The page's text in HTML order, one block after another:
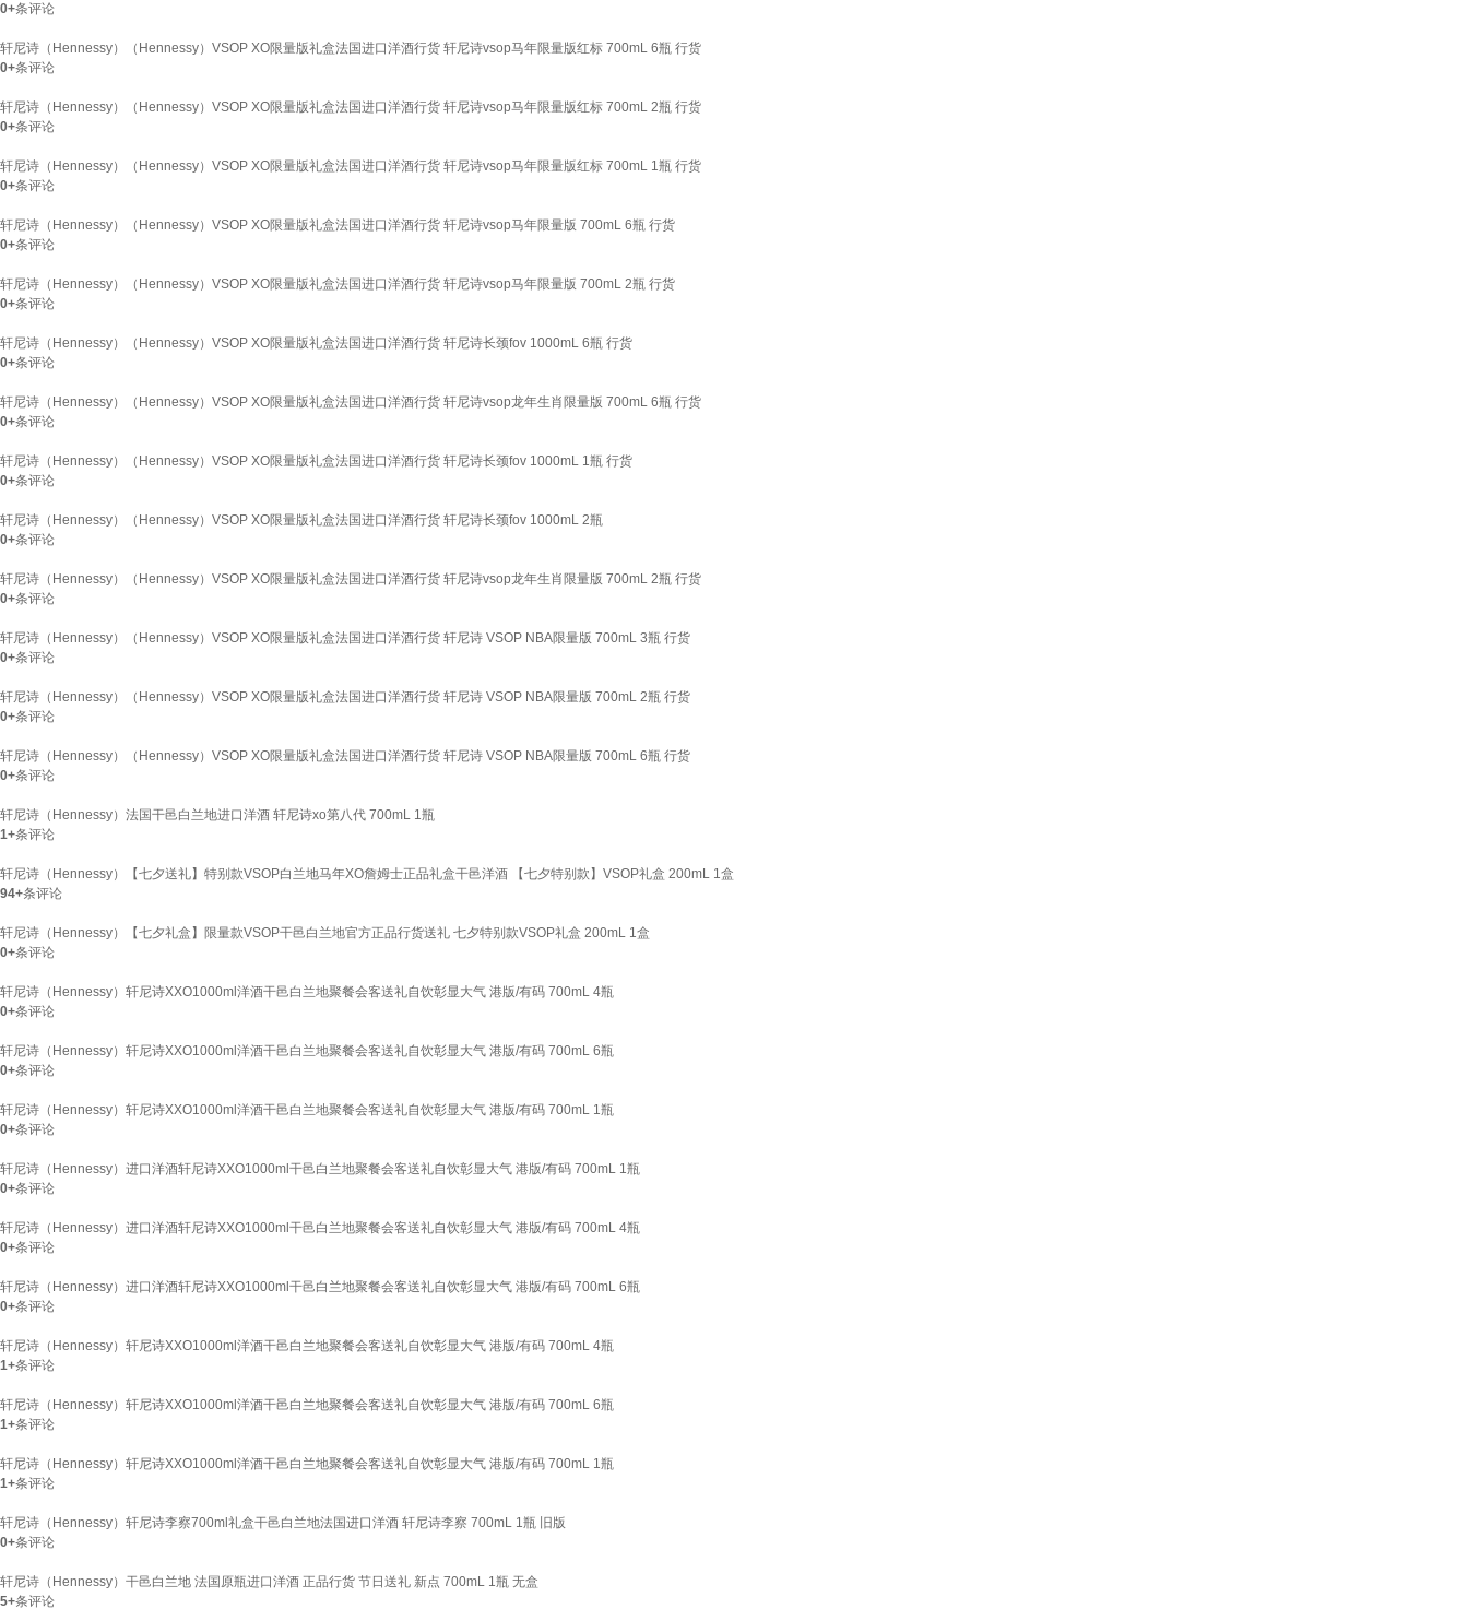
0+条评论
轩尼诗（Hennessy）（Hennessy）VSOP XO限量版礼盒法国进口洋酒行货 轩尼诗vsop马年限量版红标 700mL 6瓶 行货
0+条评论
轩尼诗（Hennessy）（Hennessy）VSOP XO限量版礼盒法国进口洋酒行货 轩尼诗vsop马年限量版红标 700mL 2瓶 行货
0+条评论
轩尼诗（Hennessy）（Hennessy）VSOP XO限量版礼盒法国进口洋酒行货 轩尼诗vsop马年限量版红标 700mL 1瓶 行货
0+条评论
轩尼诗（Hennessy）（Hennessy）VSOP XO限量版礼盒法国进口洋酒行货 轩尼诗vsop马年限量版 700mL 6瓶 行货
0+条评论
轩尼诗（Hennessy）（Hennessy）VSOP XO限量版礼盒法国进口洋酒行货 轩尼诗vsop马年限量版 700mL 2瓶 行货
0+条评论
轩尼诗（Hennessy）（Hennessy）VSOP XO限量版礼盒法国进口洋酒行货 轩尼诗长颈fov 1000mL 6瓶 行货
0+条评论
轩尼诗（Hennessy）（Hennessy）VSOP XO限量版礼盒法国进口洋酒行货 轩尼诗vsop龙年生肖限量版 700mL 6瓶 行货
0+条评论
轩尼诗（Hennessy）（Hennessy）VSOP XO限量版礼盒法国进口洋酒行货 轩尼诗长颈fov 1000mL 1瓶 行货
0+条评论
轩尼诗（Hennessy）（Hennessy）VSOP XO限量版礼盒法国进口洋酒行货 轩尼诗长颈fov 1000mL 2瓶
0+条评论
轩尼诗（Hennessy）（Hennessy）VSOP XO限量版礼盒法国进口洋酒行货 轩尼诗vsop龙年生肖限量版 700mL 2瓶 行货
0+条评论
轩尼诗（Hennessy）（Hennessy）VSOP XO限量版礼盒法国进口洋酒行货 轩尼诗 VSOP NBA限量版 700mL 3瓶 行货
0+条评论
轩尼诗（Hennessy）（Hennessy）VSOP XO限量版礼盒法国进口洋酒行货 轩尼诗 VSOP NBA限量版 700mL 2瓶 行货
0+条评论
轩尼诗（Hennessy）（Hennessy）VSOP XO限量版礼盒法国进口洋酒行货 轩尼诗 VSOP NBA限量版 700mL 6瓶 行货
0+条评论
轩尼诗（Hennessy）法国干邑白兰地进口洋酒 轩尼诗xo第八代 700mL 1瓶
1+条评论
轩尼诗（Hennessy）【七夕送礼】特别款VSOP白兰地马年XO詹姆士正品礼盒干邑洋酒 【七夕特别款】VSOP礼盒 200mL 1盒
94+条评论
轩尼诗（Hennessy）【七夕礼盒】限量款VSOP干邑白兰地官方正品行货送礼 七夕特别款VSOP礼盒 200mL 1盒
0+条评论
轩尼诗（Hennessy）轩尼诗XXO1000ml洋酒干邑白兰地聚餐会客送礼自饮彰显大气 港版/有码 700mL 4瓶
0+条评论
轩尼诗（Hennessy）轩尼诗XXO1000ml洋酒干邑白兰地聚餐会客送礼自饮彰显大气 港版/有码 700mL 6瓶
0+条评论
轩尼诗（Hennessy）轩尼诗XXO1000ml洋酒干邑白兰地聚餐会客送礼自饮彰显大气 港版/有码 700mL 1瓶
0+条评论
轩尼诗（Hennessy）进口洋酒轩尼诗XXO1000ml干邑白兰地聚餐会客送礼自饮彰显大气 港版/有码 700mL 1瓶
0+条评论
轩尼诗（Hennessy）进口洋酒轩尼诗XXO1000ml干邑白兰地聚餐会客送礼自饮彰显大气 港版/有码 700mL 4瓶
0+条评论
轩尼诗（Hennessy）进口洋酒轩尼诗XXO1000ml干邑白兰地聚餐会客送礼自饮彰显大气 港版/有码 700mL 6瓶
0+条评论
轩尼诗（Hennessy）轩尼诗XXO1000ml洋酒干邑白兰地聚餐会客送礼自饮彰显大气 港版/有码 700mL 4瓶
1+条评论
轩尼诗（Hennessy）轩尼诗XXO1000ml洋酒干邑白兰地聚餐会客送礼自饮彰显大气 港版/有码 700mL 6瓶
1+条评论
轩尼诗（Hennessy）轩尼诗XXO1000ml洋酒干邑白兰地聚餐会客送礼自饮彰显大气 港版/有码 700mL 1瓶
1+条评论
轩尼诗（Hennessy）轩尼诗李察700ml礼盒干邑白兰地法国进口洋酒 轩尼诗李察 700mL 1瓶 旧版
0+条评论
轩尼诗（Hennessy）干邑白兰地 法国原瓶进口洋酒 正品行货 节日送礼 新点 700mL 1瓶 无盒
5+条评论